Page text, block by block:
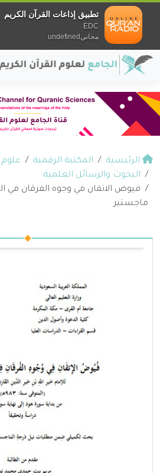
الرئيسية المكتبة الرقمية
علوم
البحوث والرسائل العلمية
فيوض الاتقان في وجوه الفرقان في
ماجستير
تطبيق إذاعات القرآن الكريم
EDC
مجانيundefined